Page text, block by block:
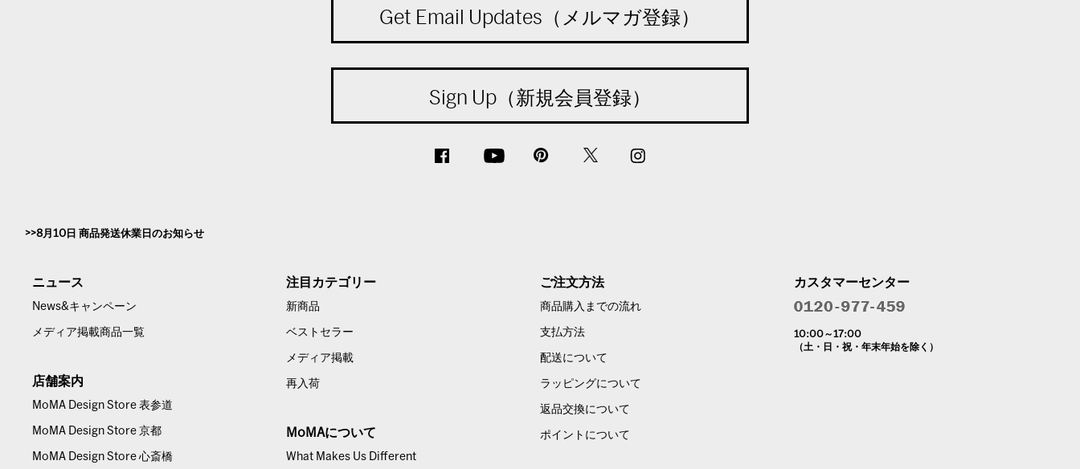
Get Email Updates（メルマガ登録）
Sign Up（新規会員登録）
8月10日 商品発送休業日のお知らせ
ニュース
News&キャンペーン
メディア掲載商品一覧
店舗案内
MoMA Design Store 表参道
MoMA Design Store 京都
MoMA Design Store 心斎橋
注目カテゴリー
新商品
ベストセラー
メディア掲載
再入荷
MoMAについて
What Makes Us Different
ご注文方法
商品購入までの流れ
支払方法
配送について
ラッピングについて
返品交換について
ポイントについて
カスタマーセンター
10:00～17:00
（土・日・祝・年末年始を除く）